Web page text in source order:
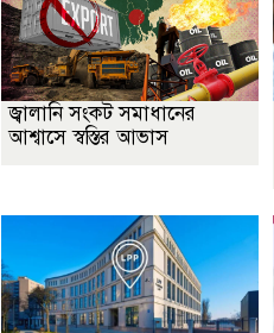
জ্বালানি সংকট সমাধানের
আশ্বাসে স্বস্তির আভাস